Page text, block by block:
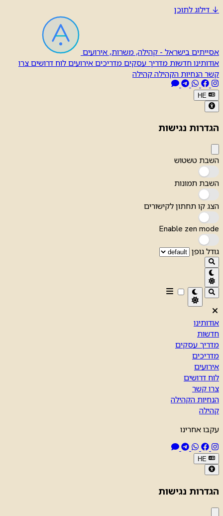
↓ דילוג לתוכן
אסייתים בישראל - קהילה, משרות, אירועים
אודותינוחדשות מדריך עסקיםמדריכיםאירועיםלוח דרושיםצרו
קשרהנחיות הקהילהקהילה
HE
הגדרות נגישות
השבת טשטוש
השבת תמונות
הצג קו תחתון לקישורים
Enable zen mode
גודל גופן
אודותינו
חדשות
מדריך עסקים
מדריכים
אירועים
לוח דרושים
צרו קשר
הנחיות הקהילה
קהילה
עקבו אחרינו
HE
הגדרות נגישות